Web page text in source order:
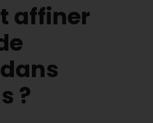
affiner
?